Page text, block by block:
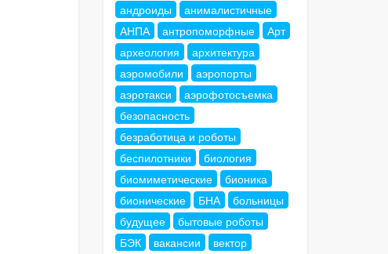
андроиды
анималистичные
АНПА
антропоморфные
Арт
археология
архитектура
аэромобили
аэропорты
аэротакси
аэрофотосъемка
безопасность
безработица и роботы
беспилотники
биология
биомиметические
бионика
бионические
БНА
больницы
будущее
бытовые роботы
БЭК
вакансии
вектор